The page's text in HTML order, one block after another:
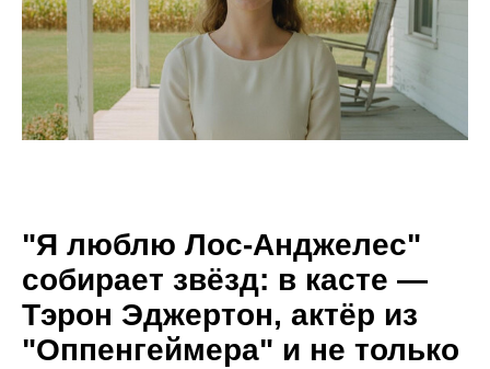
"Я люблю Лос-Анджелес"
собирает звёзд: в касте —
Тэрон Эджертон, актёр из
"Оппенгеймера" и не только